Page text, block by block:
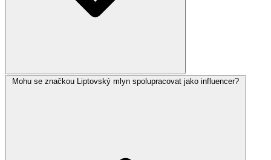
Mohu se značkou Liptovský mlyn spolupracovat jako influencer?